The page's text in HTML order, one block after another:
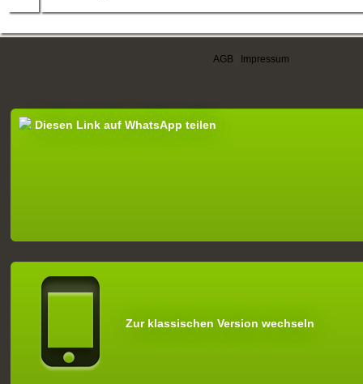
AGB Impressum
Diesen Link auf WhatsApp teilen
Zur klassischen Version wechseln